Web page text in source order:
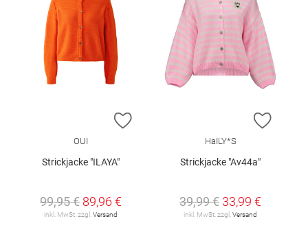
ZUR WUNSCHLISTE HINZUFÜGEN
OUI
Strickjacke "ILAYA"
99,95 € 89,96 €
inkl. MwSt. zzgl. Versand
ZUR
HaILY*S
Strickjacke "Av44a"
39,99 € 33,99 €
inkl. MwSt. zzgl. Versand